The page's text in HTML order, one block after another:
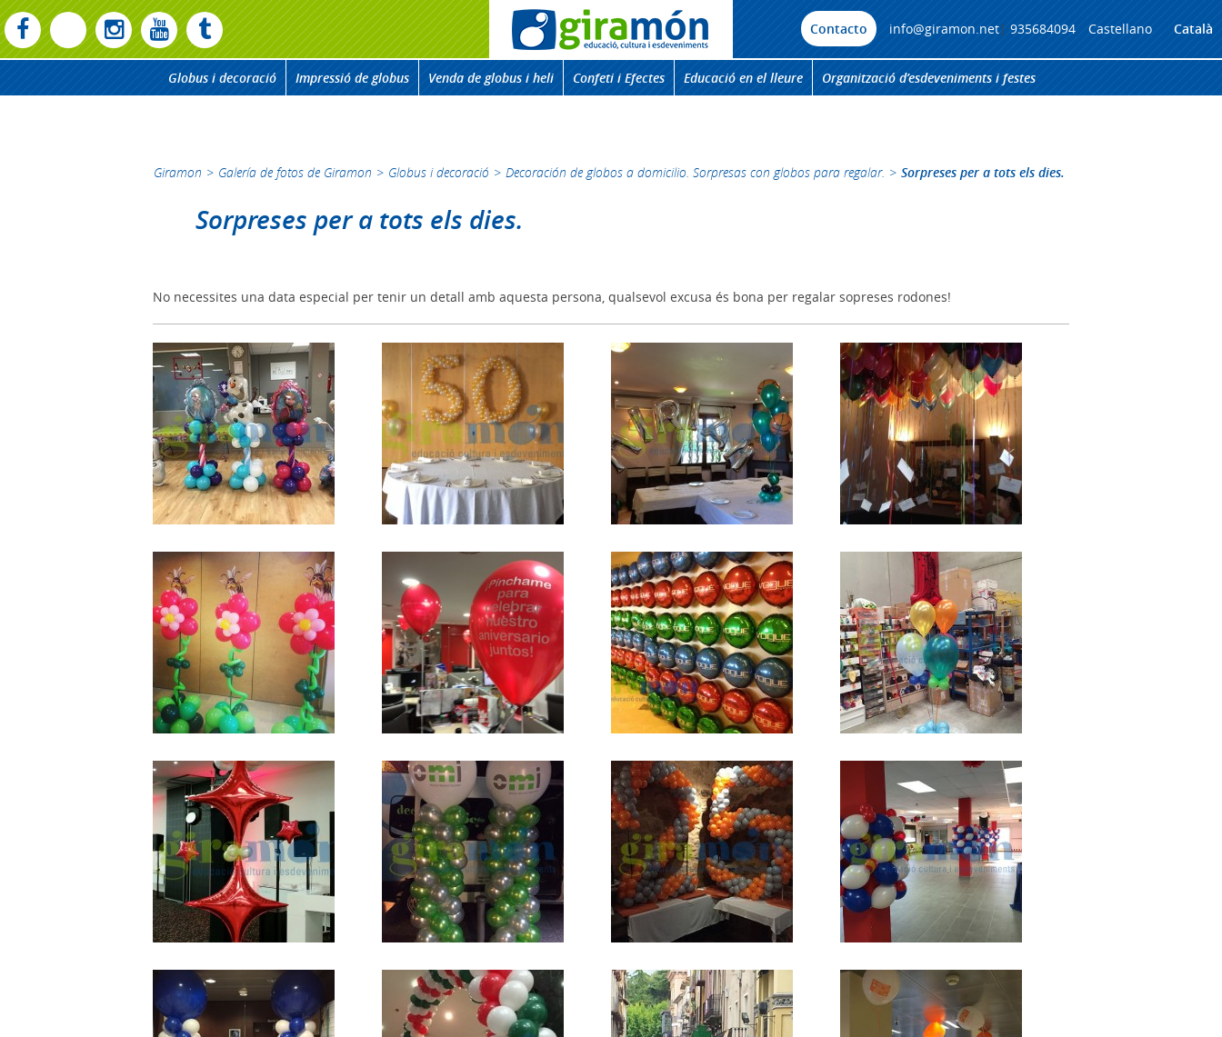
Contacto info@giramon.net| 935684094 Castellano Català
Globus i decoració Impressió de globus Venda de globus i heli Confeti i Efectes Educació en el lleure Organització d’esdeveniments i festes
Giramon > Galería de fotos de Giramon > Globus i decoració > Decoración de globos a domicilio. Sorpresas con globos para regalar. > Sorpreses per a tots els dies.
Sorpreses per a tots els dies.
No necessites una data especial per tenir un detall amb aquesta persona, qualsevol excusa és bona per regalar sopreses rodones!